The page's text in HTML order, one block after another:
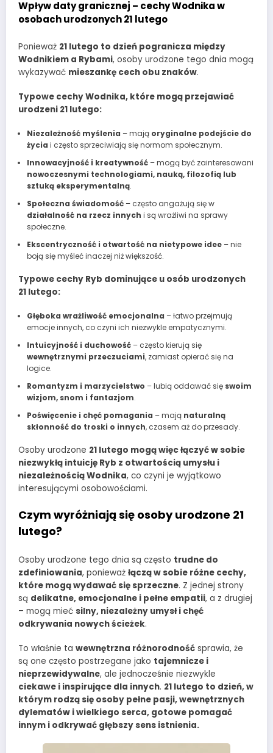
Wpływ daty granicznej – cechy Wodnika w
osobach urodzonych 21 lutego
Ponieważ 21 lutego to dzień pogranicza między
Wodnikiem a Rybami, osoby urodzone tego dnia mogą
wykazywać mieszankę cech obu znaków.
Typowe cechy Wodnika, które mogą przejawiać
urodzeni 21 lutego:
Niezależność myślenia – mają oryginalne podejście do
życia i często sprzeciwiają się normom społecznym.
Innowacyjność i kreatywność– mogą być zainteresowani
nowoczesnymi technologiami, nauką, filozofią lub
sztuką eksperymentalną.
Społeczna świadomość– często angażują się w
działalność na rzecz innych i są wrażliwi na sprawy
społeczne.
Ekscentryczność i otwartość na nietypowe idee– nie
boją się myśleć inaczej niż większość.
Typowe cechy Ryb dominujące u osób urodzonych
21 lutego:
Głęboka wrażliwość emocjonalna – łatwo przejmują
emocje innych, co czyni ich niezwykle empatycznymi.
Intuicyjność i duchowość– często kierują się
wewnętrznymi przeczuciami, zamiast opierać się na
logice.
Romantyzm i marzycielstwo – lubią oddawać się swoim
wizjom, snom i fantazjom.
Poświęcenie i chęć pomagania – mają naturalną
skłonność do troski o innych, czasem aż do przesady.
Osoby urodzone 21 lutego mogą więc łączyć w sobie
niezwykłą intuicję Ryb z otwartością umysłu i
niezależnością Wodnika, co czyni je wyjątkowo
interesującymi osobowościami.
Czym wyróżniają się osoby urodzone 21
lutego?
Osoby urodzone tego dnia są często trudne do
zdefiniowania, ponieważ łączą w sobie różne cechy,
które mogą wydawać się sprzeczne. Z jednej strony
są delikatne, emocjonalne i pełne empatii, a z drugiej
– mogą mieć silny, niezależny umysł i chęć
odkrywania nowych ścieżek.
To właśnie ta wewnętrzna różnorodność sprawia, że
są one często postrzegane jako tajemnicze i
nieprzewidywalne, ale jednocześnie niezwykle
ciekawe i inspirujące dla innych. 21 lutego to dzień, w
którym rodzą się osoby pełne pasji, wewnętrznych
dylematów i wielkiego serca, gotowe pomagać
innym i odkrywać głębszy sens istnienia.